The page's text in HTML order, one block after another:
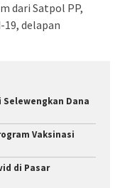
dari Satpol PP,
19, delapan
Selewengkan Dana
Vaksinasi
di Pasar